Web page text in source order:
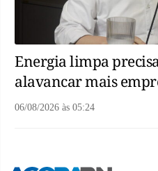
Energia limpa
alavancar mais
06/08/2026 às 05:24